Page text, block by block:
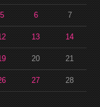
5 6 7
13 14
20 21
27 28